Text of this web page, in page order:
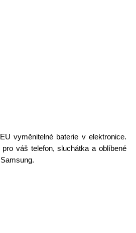
vyměnitelné baterie v elektronice.
váš telefon, sluchátka a oblíbené